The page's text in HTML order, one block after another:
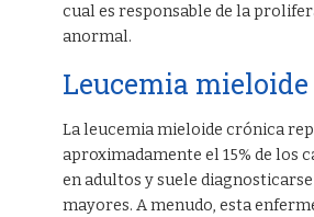
cual es responsable de la
anormal.
Leucemia
La leucemia mieloide crónica
aproximadamente el 15% de los
en adultos y suele
mayores. A menudo, esta